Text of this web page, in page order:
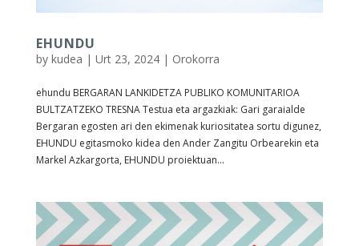
EHUNDU
by kudea | Urt 23, 2024| Orokorra
ehundu BERGARAN LANKIDETZA PUBLIKO KOMUNITARIOA
BULTZATZEKO TRESNA Testua eta argazkiak: Gari garaialde
Bergaran egosten ari den ekimenak kuriositatea sortu digunez,
EHUNDU egitasmoko kidea den Ander Zangitu Orbearekin eta
Markel Azkargorta, EHUNDU proiektuan...